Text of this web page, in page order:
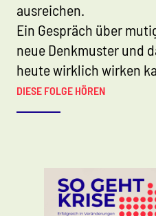
ausreichen.
Ein Gespräch über
neue Denkmuster und
heute wirklich wirken
DIESE FOLGE HÖREN